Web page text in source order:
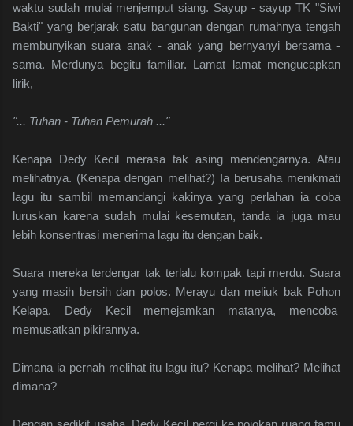
waktu sudah mulai menjemput siang. Sayup - sayup TK "Siwi
Bakti" yang berjarak satu bangunan dengan rumahnya tengah
membunyikan suara anak - anak yang bernyanyi bersama -
sama. Merdunya begitu familiar. Lamat lamat mengucapkan
lirik,
"... Tuhan - Tuhan Pemurah ..."
Kenapa Dedy Kecil merasa tak asing mendengarnya. Atau
melihatnya. (Kenapa dengan melihat?) Ia berusaha menikmati
lagu itu sambil memandangi kakinya yang perlahan ia coba
luruskan karena sudah mulai kesemutan, tanda ia juga mau
lebih konsentrasi menerima lagu itu dengan baik.
Suara mereka terdengar tak terlalu kompak tapi merdu. Suara
yang masih bersih dan polos. Merayu dan meliuk bak Pohon
Kelapa. Dedy Kecil memejamkan matanya, mencoba
memusatkan pikirannya.
Dimana ia pernah melihat itu lagu itu? Kenapa melihat? Melihat
dimana?